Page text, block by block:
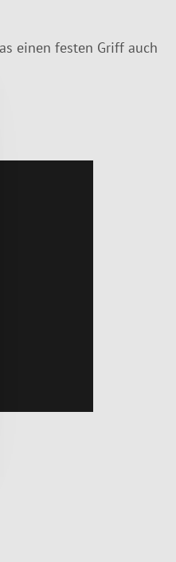
einen festen Griff auch